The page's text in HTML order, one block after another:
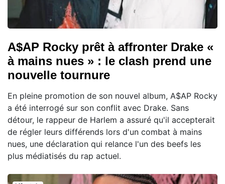
A$AP Rocky prêt à affronter Drake «
à mains nues » : le clash prend une
nouvelle tournure
En pleine promotion de son nouvel album, A$AP Rocky
a été interrogé sur son conflit avec Drake. Sans
détour, le rappeur de Harlem a assuré qu'il accepterait
de régler leurs différends lors d'un combat à mains
nues, une déclaration qui relance l'un des beefs les
plus médiatisés du rap actuel.